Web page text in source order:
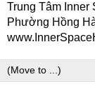
Trung Tâm Inner
Phường Hồng